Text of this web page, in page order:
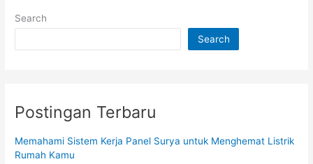
Search
Search
Postingan Terbaru
Memahami Sistem Kerja Panel Surya untuk Menghemat Listrik
Rumah Kamu